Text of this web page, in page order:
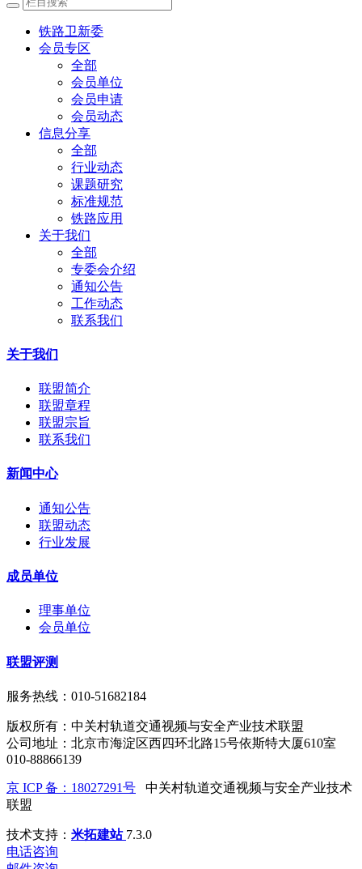
铁路卫新委
会员专区
全部
会员单位
会员申请
会员动态
信息分享
全部
行业动态
课题研究
标准规范
铁路应用
关于我们
全部
专委会介绍
通知公告
工作动态
联系我们
关于我们
联盟简介
联盟章程
联盟宗旨
联系我们
新闻中心
通知公告
联盟动态
行业发展
成员单位
理事单位
会员单位
联盟评测
服务热线：010-51682184
版权所有：中关村轨道交通视频与安全产业技术联盟
公司地址：北京市海淀区西四环北路15号依斯特大厦610室
010-88866139
京 ICP 备：18027291号 中关村轨道交通视频与安全产业技术
联盟
技术支持： 米拓建站 7.3.0
电话咨询